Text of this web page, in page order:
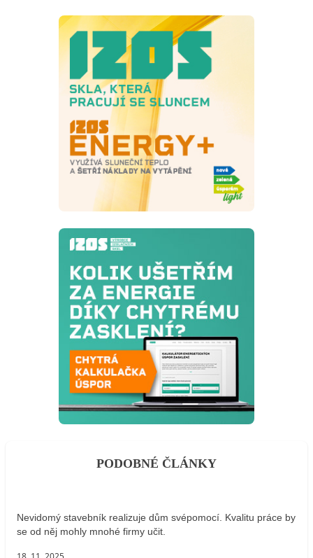
PODOBNÉ ČLÁNKY
Nevidomý stavebník realizuje dům svépomocí. Kvalitu práce by
se od něj mohly mnohé firmy učit.